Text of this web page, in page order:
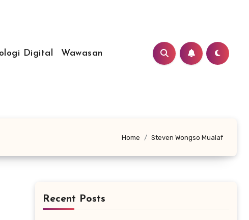
Digital Wawasan
Home Steven Wongso Mualaf
Recent Posts